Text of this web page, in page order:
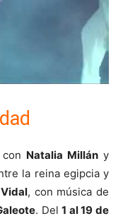
Natalia Millán y
la reina egipcia y
, con música de
. Del1 al 19 de